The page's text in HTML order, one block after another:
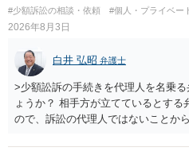
いても併せて請求する予定ですので
は、貴殿自らが契約を解約したこと
求めるものにすぎません。貴殿の仕
の内部事情は、私に対する返還義務
及ぼすものではありません。 これ以
せることなく、誠意をもって速やか
く求めます。 以上
#少額訴訟の相談・依頼 #個人・プライベー
2026年8月3日
白井 弘昭 弁護士
>少額訟訴の手続きを代理人を名乗
ょうか？ 相手方が立てているとす
ので、訴訟の代理人ではないことか
ている場合は、相手方（被告）の住